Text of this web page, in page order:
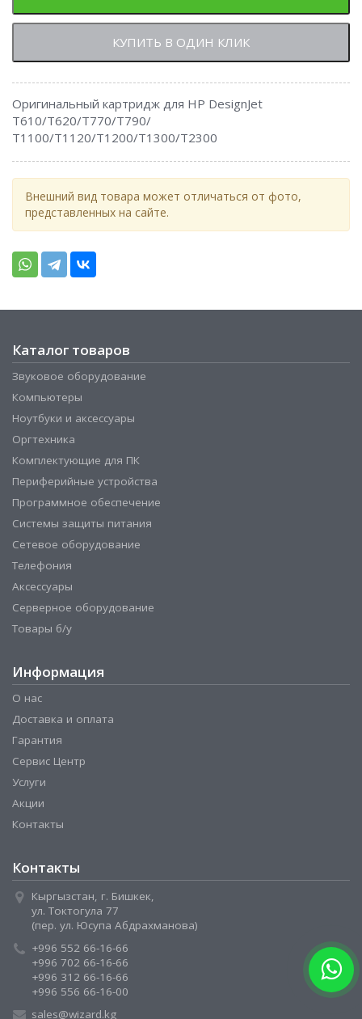
КУПИТЬ В ОДИН КЛИК
Оригинальный картридж для HP DesignJet
T610/T620/T770/T790/
Т1100/T1120/T1200/T1300/T2300
Внешний вид товара может отличаться от фото,
представленных на сайте.
Каталог товаров
Звуковое оборудование
Компьютеры
Ноутбуки и аксессуары
Оргтехника
Комплектующие для ПК
Периферийные устройства
Программное обеспечение
Системы защиты питания
Сетевое оборудование
Телефония
Аксессуары
Серверное оборудование
Товары б/у
Информация
О нас
Доставка и оплата
Гарантия
Сервис Центр
Услуги
Акции
Контакты
Контакты
Кыргызстан, г. Бишкек,
ул. Токтогула 77
(пер. ул. Юсупа Абдрахманова)
+996 552 66-16-66
+996 702 66-16-66
+996 312 66-16-66
+996 556 66-16-00
sales@wizard.kg